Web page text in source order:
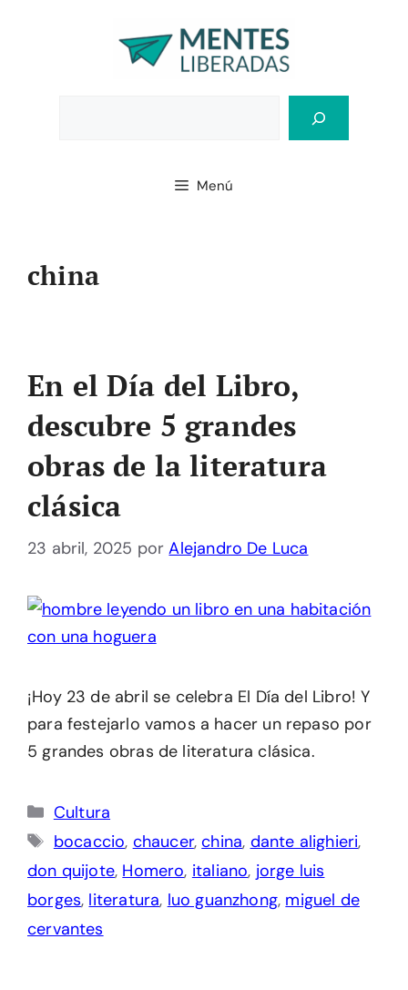
Menú
china
En el Día del Libro,
descubre 5 grandes
obras de la literatura
clásica
23 abril, 2025 porAlejandro De Luca
¡Hoy 23 de abril se celebra El Día del Libro! Y
para festejarlo vamos a hacer un repaso por
5 grandes obras de literatura clásica.
Categorías
Cultura
Etiquetas
bocaccio, chaucer,china, dante alighieri,
don quijote, Homero, italiano, jorge luis
borges, literatura, luo guanzhong, miguel de
cervantes